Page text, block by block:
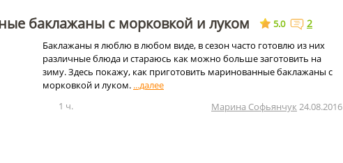
баклажаны с морковкой и луком 5.0 2
Баклажаны я люблю в любом виде, в сезон часто готовлю из них
различные блюда и стараюсь как можно больше заготовить на
зиму. Здесь покажу, как приготовить маринованные баклажаны с
морковкой и луком.
1 ч.
Марина Софьянчук 24.08.2016